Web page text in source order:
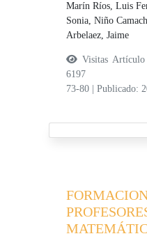
Marín Ríos, Luis
Sonia,Niño
Arbelaez, Jaime
Visitas
6197
73-80
|Publicado: